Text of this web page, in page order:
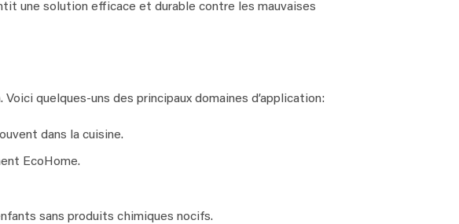
une solution efficace et durable contre les mauvaises
quelques-uns des principaux domaines d’application:
dans la cuisine.
EcoHome.
sans produits chimiques nocifs.